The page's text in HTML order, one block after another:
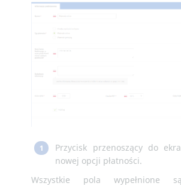
1
Przycisk przenoszący do
nowej opcji płatności.
Wszystkie pola wypełnione